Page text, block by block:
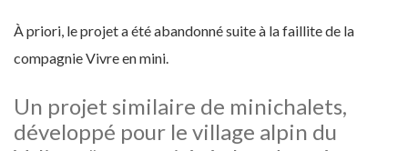
À priori, le projet a été abandonné suite à la faillite de la
compagnie Vivre en mini.
Un projet similaire de minichalets,
développé pour le village alpin du